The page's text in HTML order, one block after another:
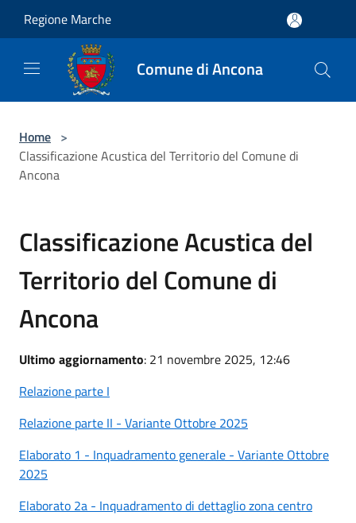
Regione Marche
Comune di Ancona
Home >
Classificazione Acustica del Territorio del Comune di
Ancona
Classificazione Acustica del
Territorio del Comune di
Ancona
Ultimo aggiornamento: 21 novembre 2025, 12:46
Relazione parte I
Relazione parte II - Variante Ottobre 2025
Elaborato 1 - Inquadramento generale - Variante Ottobre
2025
Elaborato 2a - Inquadramento di dettaglio zona centro